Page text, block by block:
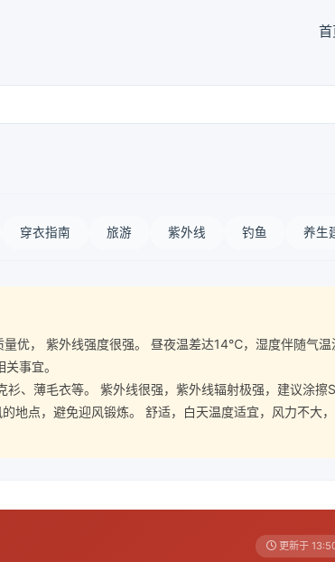
穿衣指南 旅游 紫外线 钓鱼 养生
优， 紫外线强度很强。 昼夜温差达14℃，湿度伴随气
事宜。
、薄毛衣等。 紫外线很强，紫外线辐射极强，建议涂
地点，避免迎风锻炼。 舒适，白天温度适宜，风力不大
更新于